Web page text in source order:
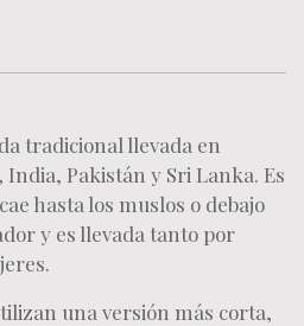
tradicional llevada en
Pakistán y Sri Lanka. Es
hasta los muslos o debajo
y es llevada tanto por
una versión más corta,